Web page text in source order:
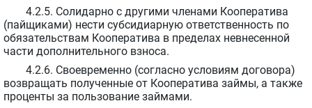
4.2.5. Солидарно с другими членами Кооператива
(пайщиками) нести субсидиарную ответственность по
обязательствам Кооператива в пределах невнесенной
части дополнительного взноса.
4.2.6. Своевременно (согласно условиям договора)
возвращать полученные от Кооператива займы, а также
проценты за пользование займами.